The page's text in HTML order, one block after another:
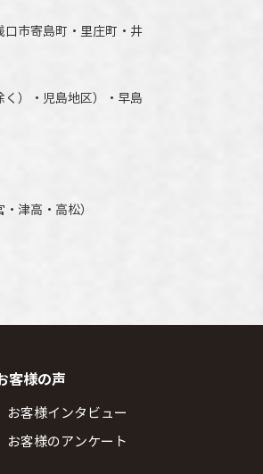
口市寄島町・里庄町・ 井
く）・児島地区）・早島
津高・高松）
客様の声
お客様インタビュー
お客様のアンケート